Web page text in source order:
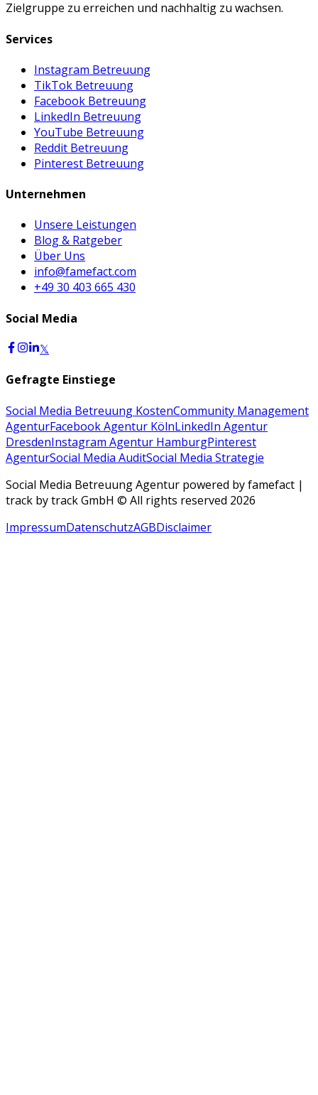
Zielgruppe zu erreichen und nachhaltig zu wachsen.
Services
Instagram Betreuung
TikTok Betreuung
Facebook Betreuung
LinkedIn Betreuung
YouTube Betreuung
Reddit Betreuung
Pinterest Betreuung
Unternehmen
Unsere Leistungen
Blog & Ratgeber
Über Uns
info@famefact.com
+49 30 403 665 430
Social Media
𝕏
Gefragte Einstiege
Social Media Betreuung KostenCommunity Management
AgenturFacebook Agentur KölnLinkedIn Agentur
DresdenInstagram Agentur HamburgPinterest
AgenturSocial Media AuditSocial Media Strategie
Social Media Betreuung Agentur powered by famefact |
track by track GmbH © All rights reserved 2026
ImpressumDatenschutzAGBDisclaimer